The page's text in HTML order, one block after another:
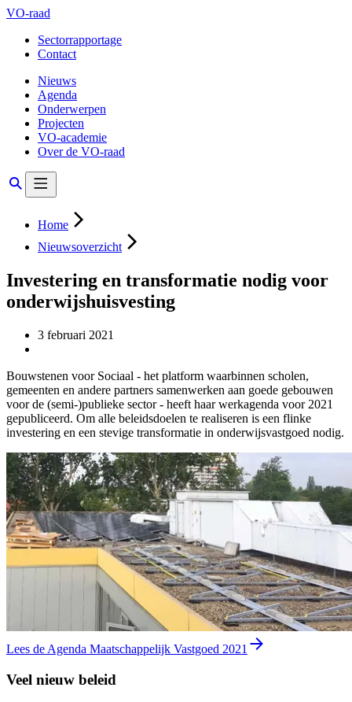
VO-raad
Sectorrapportage
Contact
Nieuws
Agenda
Onderwerpen
Projecten
VO-academie
Over de VO-raad
Home
Nieuwsoverzicht
Investering en transformatie nodig voor
onderwijshuisvesting
3 februari 2021
Bouwstenen voor Sociaal - het platform waarbinnen scholen,
gemeenten en andere partners samenwerken aan goede gebouwen
voor de (semi-)publieke sector - heeft haar werkagenda voor 2021
gepubliceerd. Om alle beleidsdoelen te realiseren is een flinke
investering en een stevige transformatie in onderwijsvastgoed nodig.
Lees de Agenda Maatschappelijk Vastgoed 2021
Veel nieuw beleid